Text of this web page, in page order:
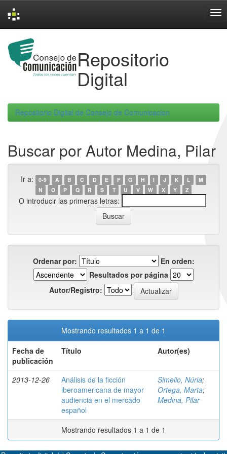
navigation
Repositorio
Digital
Repositorio Digital de Consejo de Comunicacion
Buscar por Autor Medina, Pilar
Ir a: 0-9 A B C D E F G H I J K L
M
N
O P Q R S T U V W X Y Z
O introducir las primeras letras:
Ordenar por:
En orden:
Resultados por página
Autor/Registro:
Mostrando resultados 1 a 1 de 1
Fecha de
publicación
Título Autor(es)
2013-12-26
Análisis de la ficción
iberoamericana de mayor
audiencia en el mercado
español
Simelio, Núria;
Ortega, Marta;
Medina, Pilar
Mostrando resultados 1 a 1 de 1